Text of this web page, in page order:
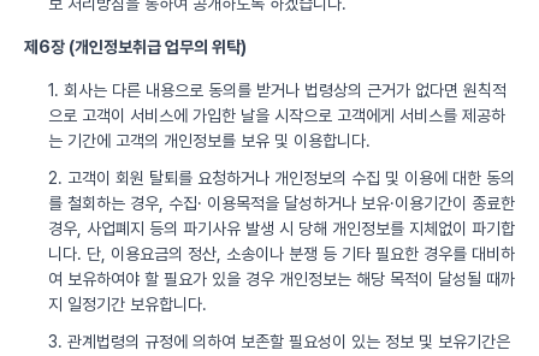
제6장 (개인정보취급 업무의 위탁)
1. 회사는 다른 내용으로 동의를 받거나 법령상의 근거가 없다면 원칙적
으로 고객이 서비스에 가입한 날을 시작으로 고객에게 서비스를 제공하
는 기간에 고객의 개인정보를 보유 및 이용합니다.
2. 고객이 회원 탈퇴를 요청하거나 개인정보의 수집 및 이용에 대한 동의
를 철회하는 경우, 수집· 이용목적을 달성하거나 보유·이용기간이 종료한
경우, 사업폐지 등의 파기사유 발생 시 당해 개인정보를 지체없이 파기합
니다. 단, 이용요금의 정산, 소송이나 분쟁 등 기타 필요한 경우를 대비하
여 보유하여야 할 필요가 있을 경우 개인정보는 해당 목적이 달성될 때까
지 일정기간 보유합니다.
3. 관계법령의 규정에 의하여 보존할 필요성이 있는 정보 및 보유기간은